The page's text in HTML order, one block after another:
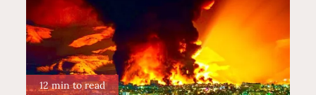
12 min to read